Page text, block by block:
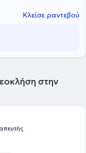
Κλείσε ραντεβού
στην